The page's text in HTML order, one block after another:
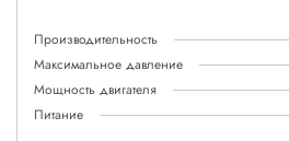
Производительность
Максимальное давление
Мощность двигателя
Питание